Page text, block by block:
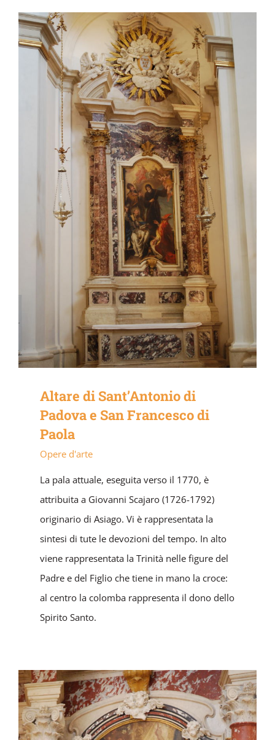
Altare di Sant’Antonio di
Padova e San Francesco di
Paola
Opere d'arte
La pala attuale, eseguita verso il 1770, è
attribuita a Giovanni Scajaro (1726-1792)
originario di Asiago. Vi è rappresentata la
sintesi di tute le devozioni del tempo. In alto
viene rappresentata la Trinità nelle figure del
Padre e del Figlio che tiene in mano la croce:
al centro la colomba rappresenta il dono dello
Spirito Santo.